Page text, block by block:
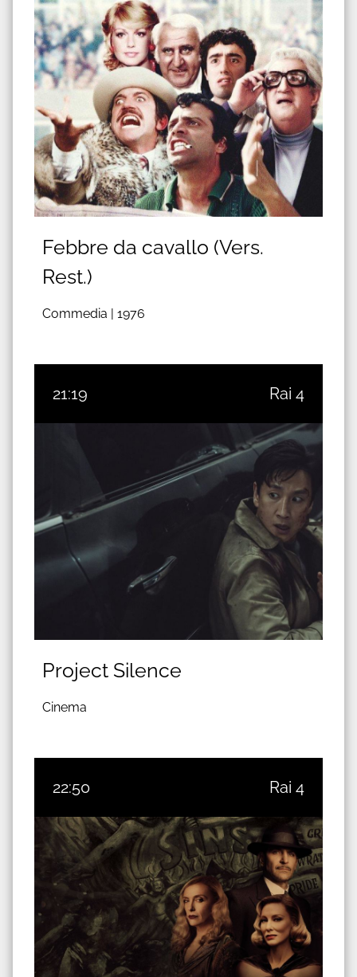
Febbre da cavallo (Vers.
Rest.)
Commedia | 1976
21:19 Rai 4
Project Silence
Cinema
22:50 Rai 4